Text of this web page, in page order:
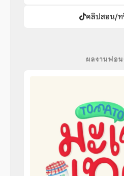
คลิปสอน/ท
ผลงานฟอ